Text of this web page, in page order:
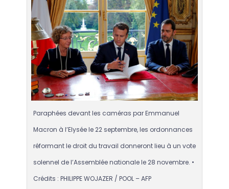
Paraphées devant les caméras par Emmanuel
Macron à l’Elysée le 22 septembre, les ordonnances
réformant le droit du travail donneront lieu à un vote
solennel de l’Assemblée nationale le 28 novembre. •
Crédits : PHILIPPE WOJAZER / POOL – AFP